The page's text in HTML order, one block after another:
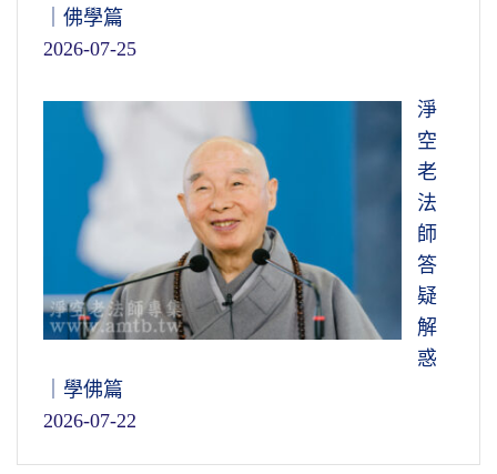
｜佛學篇
2026-07-25
淨
空
老
法
師
答
疑
解
惑
｜學佛篇
2026-07-22